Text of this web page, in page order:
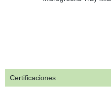
Certificaciones